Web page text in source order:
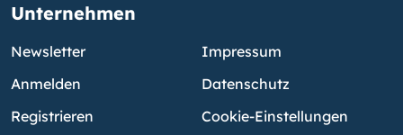
Unternehmen
Newsletter
Anmelden
Registrieren
Impressum
Datenschutz
Cookie-Einstellungen